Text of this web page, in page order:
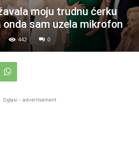
moju trudnu ćerku
onda sam uzela mikrofon
442 0
Oglasi - advertisement